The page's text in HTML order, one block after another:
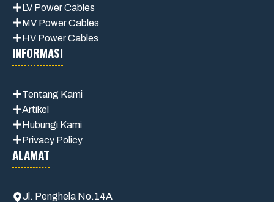
LV Power Cables
MV Power Cables
HV Power Cables
INFORMASI
Tentang Kami
Artikel
Hubungi Kami
Privacy Policy
ALAMAT
Jl. Penghela No.14A